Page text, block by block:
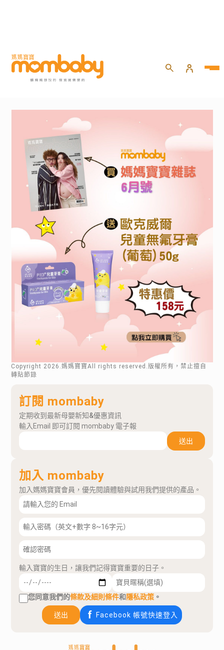
Copyright 2026 .媽媽寶寶All rights reserved.版權所有，禁止擅自
轉貼節錄
訂閱 mombaby
定期收到最新母嬰新知&優惠資訊
輸入Email 即可訂閱 mombaby 電子報
送出
加入 mombaby
加入媽媽寶寶會員，優先閱讀體驗與試用我們提供的產品。
輸入寶寶的生日，讓我們記得寶寶重要的日子。
您同意我們的條款及細則條件和隱私政策 。
送出 Facebook 帳號快速登入